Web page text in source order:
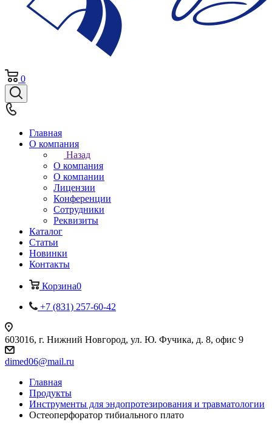
0
Главная
О компания
Назад
О компания
О компании
Лицензии
Конференции
Сотрудники
Реквизиты
Каталог
Статьи
Новинки
Контакты
Корзина0
+7 (831) 257-60-42
603016, г. Нижний Новгород, ул. Ю. Фучика, д. 8, офис 9
dimed06@mail.ru
Главная
Продукты
Инструменты для эндопротезирования и травматологии
Остеоперфоратор тибиального плато